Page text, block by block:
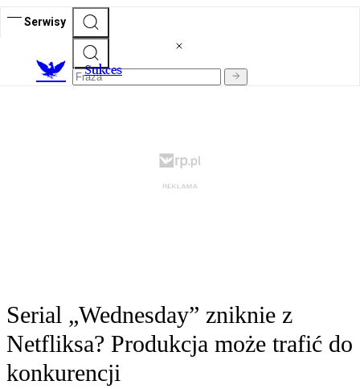
Serwisy
Sukces
Serial „Wednesday” zniknie z
Netfliksa? Produkcja może trafić do
konkurencji